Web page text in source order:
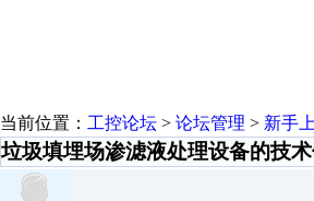
当前位置： 工控论坛 > 论坛管理 > 新手
垃圾填埋场渗滤液处理设备的技